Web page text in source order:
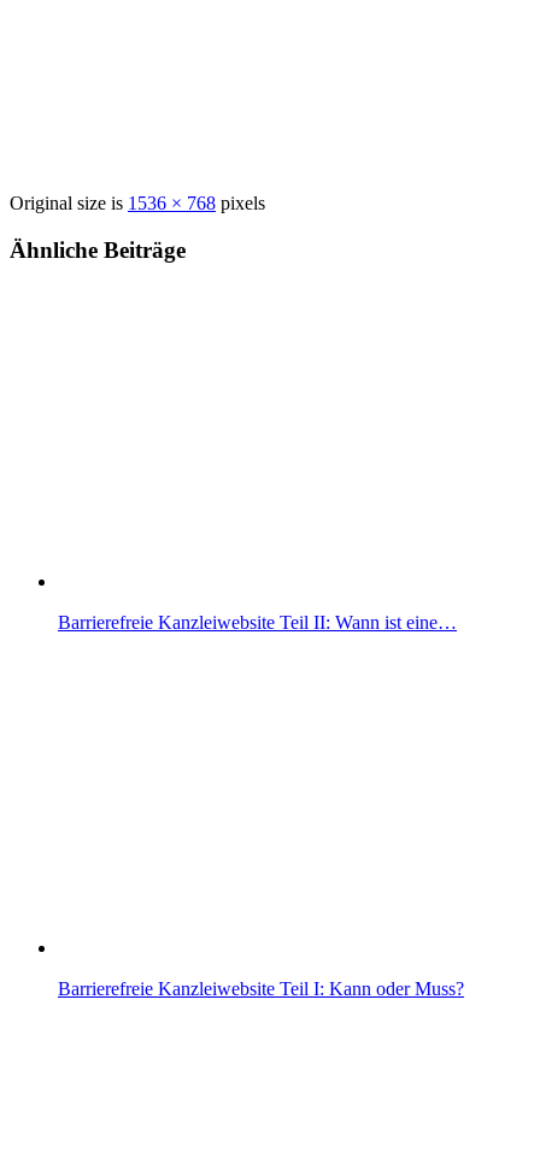
Original size is 1536 × 768 pixels
Ähnliche Beiträge
Barrierefreie Kanzleiwebsite Teil II: Wann ist eine…
Barrierefreie Kanzleiwebsite Teil I: Kann oder Muss?